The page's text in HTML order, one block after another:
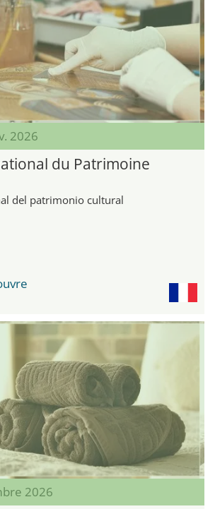
2026
du Patrimoine
del patrimonio cultural
2026